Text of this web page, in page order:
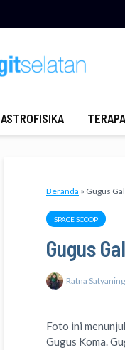
ASTROFISIKA
Beranda » Gugus
SPACE SCOOP
Gugus
Ratna
Foto ini
Gugus Koma.